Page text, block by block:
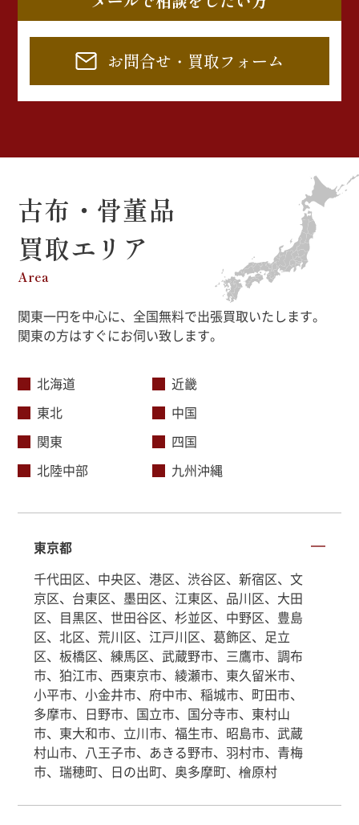
お問合せ・買取フォーム
古布・骨董品
買取エリア
Area
関東一円を中心に、全国無料で出張買取いたします。
関東の方はすぐにお伺い致します。
北海道
東北
関東
北陸中部
近畿
中国
四国
九州沖縄
東京都
千代田区、中央区、港区、渋谷区、新宿区、文
京区、台東区、墨田区、江東区、品川区、大田
区、目黒区、世田谷区、杉並区、中野区、豊島
区、北区、荒川区、江戸川区、葛飾区、足立
区、板橋区、練馬区、武蔵野市、三鷹市、調布
市、狛江市、西東京市、綾瀬市、東久留米市、
小平市、小金井市、府中市、稲城市、町田市、
多摩市、日野市、国立市、国分寺市、東村山
市、東大和市、立川市、福生市、昭島市、武蔵
村山市、八王子市、あきる野市、羽村市、青梅
市、瑞穂町、日の出町、奥多摩町、檜原村